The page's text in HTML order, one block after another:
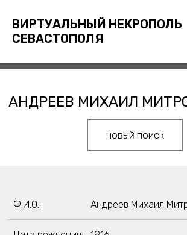
ВИРТУАЛЬНЫЙ НЕКРОПОЛЬ
СЕВАСТОПОЛЯ
АНДРЕЕВ МИХАИЛ
новый поиск
Ф.И.О.: Андреев Михаил